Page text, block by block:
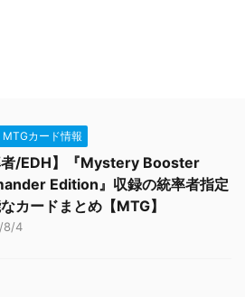
MTGカード情報
者/EDH】『Mystery Booster
Edition』収録の統率者指定
カードまとめ【MTG】
8/4